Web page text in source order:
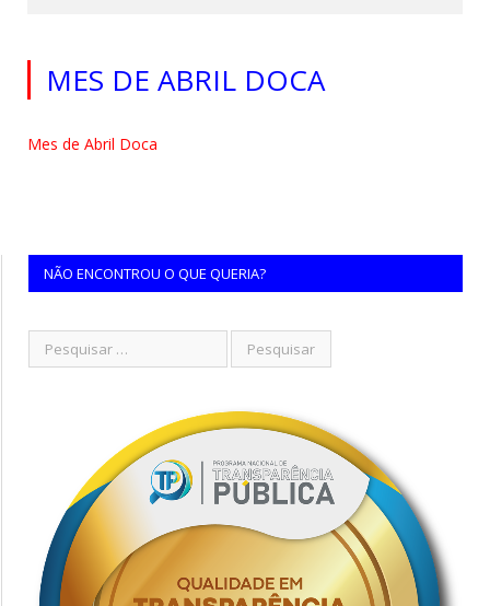
MES DE ABRIL DOCA
Mes de Abril Doca
NÃO ENCONTROU O QUE QUERIA?